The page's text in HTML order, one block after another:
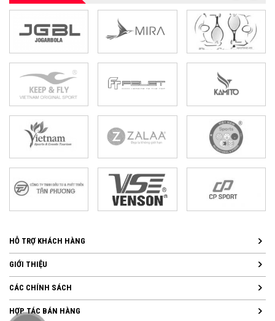
HỖ TRỢ KHÁCH HÀNG
GIỚI THIỆU
CÁC CHÍNH SÁCH
HỢP TÁC BÁN HÀNG